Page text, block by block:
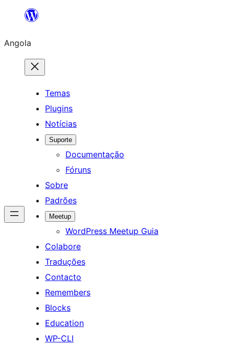
Saltar
o
conteúdo
Angola
Temas
Plugins
Notícias
Suporte
Documentação
Fóruns
Sobre
Padrões
Meetup
WordPress Meetup Guia
Colabore
Traduções
Contacto
Remembers
Blocks
Education
WP-CLI